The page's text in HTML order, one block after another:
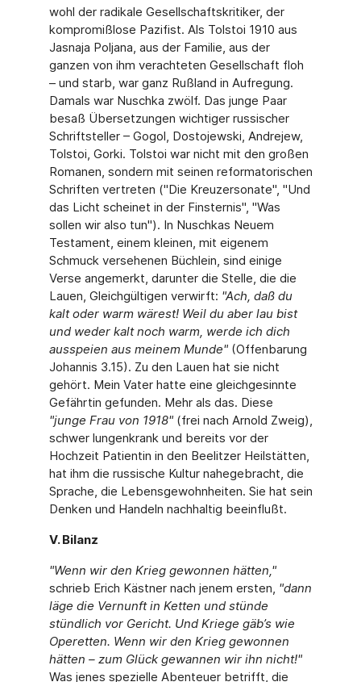
wohl der radikale Gesellschaftskritiker, der
kompromißlose Pazifist. Als Tolstoi 1910 aus
Jasnaja Poljana, aus der Familie, aus der
ganzen von ihm verachteten Gesellschaft floh
– und starb, war ganz Rußland in Aufregung.
Damals war Nuschka zwölf. Das junge Paar
besaß Übersetzungen wichtiger russischer
Schriftsteller – Gogol, Dostojewski, Andrejew,
Tolstoi, Gorki. Tolstoi war nicht mit den großen
Romanen, sondern mit seinen reformatorischen
Schriften vertreten ("Die Kreuzersonate", "Und
das Licht scheinet in der Finsternis", "Was
sollen wir also tun"). In Nuschkas Neuem
Testament, einem kleinen, mit eigenem
Schmuck versehenen Büchlein, sind einige
Verse angemerkt, darunter die Stelle, die die
Lauen, Gleichgültigen verwirft: "Ach, daß du
kalt oder warm wärest! Weil du aber lau bist
und weder kalt noch warm, werde ich dich
ausspeien aus meinem Munde"(Offenbarung
Johannis 3.15). Zu den Lauen hat sie nicht
gehört. Mein Vater hatte eine gleichgesinnte
Gefährtin gefunden. Mehr als das. Diese
"junge Frau von 1918"(frei nach Arnold Zweig),
schwer lungenkrank und bereits vor der
Hochzeit Patientin in den Beelitzer Heilstätten,
hat ihm die russische Kultur nahegebracht, die
Sprache, die Lebensgewohnheiten. Sie hat sein
Denken und Handeln nachhaltig beeinflußt.
V. Bilanz
"Wenn wir den Krieg gewonnen hätten,"
schrieb Erich Kästner nach jenem ersten, "dann
läge die Vernunft in Ketten und stünde
stündlich vor Gericht. Und Kriege gäb’s wie
Operetten. Wenn wir den Krieg gewonnen
hätten – zum Glück gewannen wir ihn nicht!"
Was jenes spezielle Abenteuer betrifft, die